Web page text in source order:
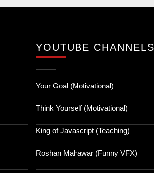
YOUTUBE CHANNELS
Your Goal (Motivational)
Think Yourself (Motivational)
King of Javascript (Teaching)
Roshan Mahawar (Funny VFX)